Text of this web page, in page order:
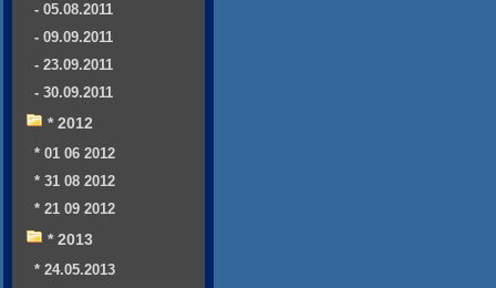
- 05.08.2011
- 09.09.2011
- 23.09.2011
- 30.09.2011
* 2012
* 01 06 2012
* 31 08 2012
* 21 09 2012
* 2013
* 24.05.2013